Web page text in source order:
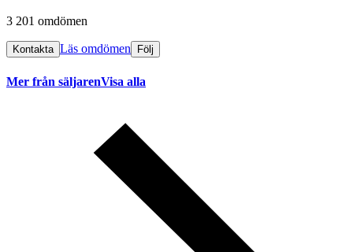
3 201 omdömen
Kontakta Läs omdömen Följ
Mer från säljarenVisa alla